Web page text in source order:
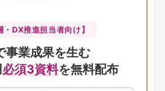
・DX推進担当者向け】
事業成果を生む
必須3資料を無料配布